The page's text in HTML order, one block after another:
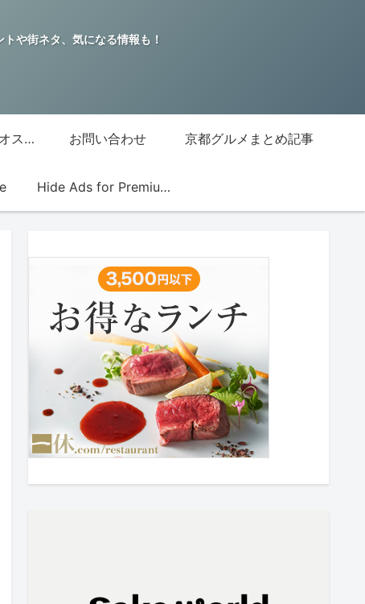
や街ネタ、気になる情報も！
グッチジャパン的オススメ店 お問い合わせ 京都グルメまとめ記事
Hide Ads for Premium Members